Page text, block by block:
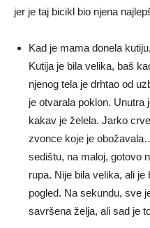
jer je taj bicikl bio njena
Kad je mama donela
Kutija je bila velika, baš
njenog tela je drhtao od
je otvarala poklon. Unutra
kakav je želela. Jarko
zvonce koje je
sedištu, na maloj, gotovo
rupa. Nije bila velika, ali
pogled. Na sekundu, sve
savršena želja, ali sad je